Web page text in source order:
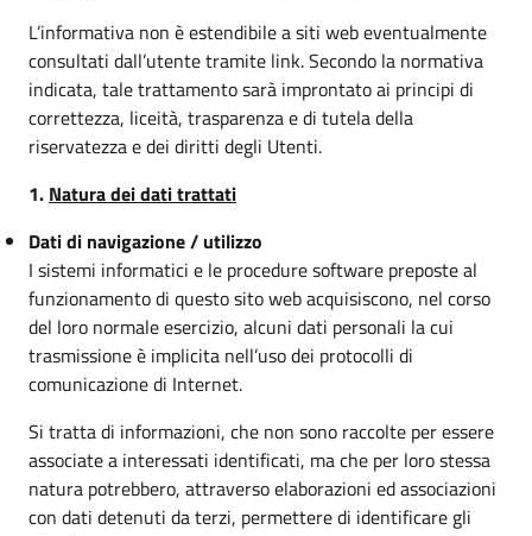
L’informativa non è estendibile a siti web eventualmente
consultati dall’utente tramite link. Secondo la normativa
indicata, tale trattamento sarà improntato ai principi di
correttezza, liceità, trasparenza e di tutela della
riservatezza e dei diritti degli Utenti.
1. Natura dei dati trattati
Dati di navigazione / utilizzo
I sistemi informatici e le procedure software preposte al
funzionamento di questo sito web acquisiscono, nel corso
del loro normale esercizio, alcuni dati personali la cui
trasmissione è implicita nell’uso dei protocolli di
comunicazione di Internet.
Si tratta di informazioni, che non sono raccolte per essere
associate a interessati identificati, ma che per loro stessa
natura potrebbero, attraverso elaborazioni ed associazioni
con dati detenuti da terzi, permettere di identificare gli